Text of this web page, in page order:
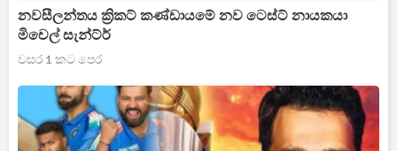
නවසීලන්තය ක්‍රිකට් කණ්ඩායමේ නව ටෙස්ට් නායකයා
මිචෙල් සැන්ට්ර්
වසර 1 කට පෙර